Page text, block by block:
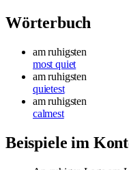
Wörterbuch
am ruhigsten
most quiet
am ruhigsten
quietest
am ruhigsten
calmest
Beispiele im